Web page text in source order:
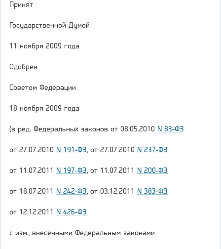
Принят
Государственной Думой
11 ноября 2009 года
Одобрен
Советом Федерации
18 ноября 2009 года
(в ред. Федеральных законов от 08.05.2010 N 83-ФЗ
от 27.07.2010 N 191-ФЗ, от 27.07.2010 N 237-ФЗ
от 11.07.2011 N 197-ФЗ, от 11.07.2011 N 200-ФЗ
от 18.07.2011 N 242-ФЗ, от 03.12.2011 N 383-ФЗ
от 12.12.2011 N 426-ФЗ
с изм., внесенными Федеральным законами